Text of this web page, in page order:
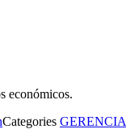
económicos.
Categories GERENCIA